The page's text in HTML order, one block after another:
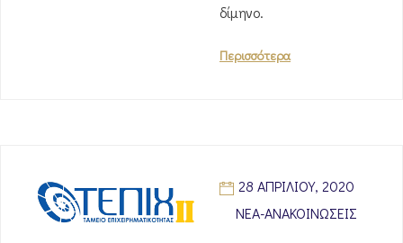
δίμηνο.
Περισσότερα
28 ΑΠΡΙΛΊΟΥ, 2020
ΝΈΑ-ΑΝΑΚΟΙΝΏΣΕΙΣ